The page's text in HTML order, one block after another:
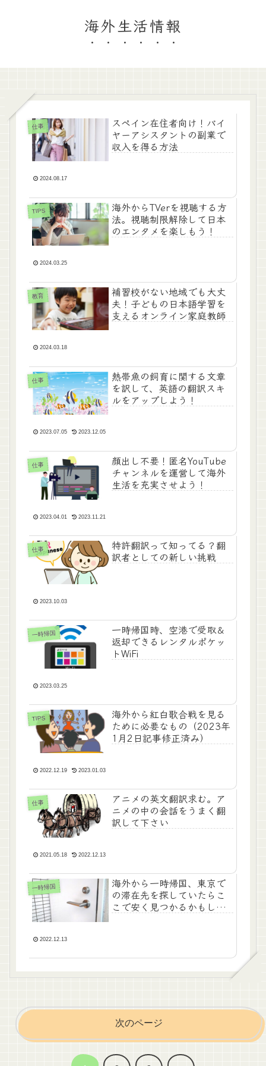
海外生活情報
仕事
スペイン在住者向け！バイ
ヤーアシスタントの副業で
収入を得る方法
2024.08.17
TIPS
海外からTVerを視聴する方
法。視聴制限解除して日本
のエンタメを楽しもう！
2024.03.25
教育
補習校がない地域でも大丈
夫！子どもの日本語学習を
支えるオンライン家庭教師
2024.03.18
仕事
熱帯魚の飼育に関する文章
を訳して、英語の翻訳スキ
ルをアップしよう！
2023.07.05 2023.12.05
仕事
顔出し不要！匿名YouTube
チャンネルを運営して海外
生活を充実させよう！
2023.04.01 2023.11.21
仕事
特許翻訳って知ってる？翻
訳者としての新しい挑戦
2023.10.03
一時帰国
一時帰国時、空港で受取＆
返却できるレンタルポケッ
トWiFi
2023.03.25
TIPS
海外から紅白歌合戦を見る
ために必要なもの（2023年
1月2日記事修正済み）
2022.12.19 2023.01.03
仕事
アニメの英文翻訳求む。ア
ニメの中の会話をうまく翻
訳して下さい
2021.05.18 2022.12.13
一時帰国
海外から一時帰国、東京で
の滞在先を探していたらこ
こで安く見つかるかもしれ
2022.12.13
次のページ